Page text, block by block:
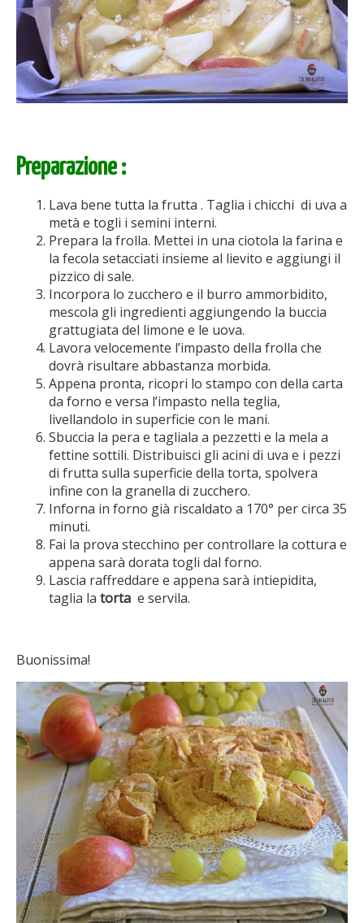
Preparazione :
Lava bene tutta la frutta . Taglia i chicchi di uva a
metà e togli i semini interni.
Prepara la frolla. Mettei in una ciotola la farina e
la fecola setacciati insieme al lievito e aggiungi il
pizzico di sale.
Incorpora lo zucchero e il burro ammorbidito,
mescola gli ingredienti aggiungendo la buccia
grattugiata del limone e le uova.
Lavora velocemente l’impasto della frolla che
dovrà risultare abbastanza morbida.
Appena pronta, ricopri lo stampo con della carta
da forno e versa l’impasto nella teglia,
livellandolo in superficie con le mani.
Sbuccia la pera e tagliala a pezzetti e la mela a
fettine sottili. Distribuisci gli acini di uva e i pezzi
di frutta sulla superficie della torta, spolvera
infine con la granella di zucchero.
Inforna in forno già riscaldato a 170° per circa 35
minuti.
Fai la prova stecchino per controllare la cottura e
appena sarà dorata togli dal forno.
Lascia raffreddare e appena sarà intiepidita,
taglia la torta e servila.
Buonissima!